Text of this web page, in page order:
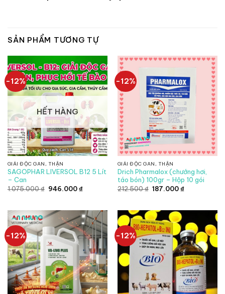
SẢN PHẨM TƯƠNG TỰ
-12%
HẾT HÀNG
GIẢI ĐỘC GAN, THẬN
SAGOPHAR LIVERSOL B12 5 Lít
– Can
1.075.000₫ Giá
gốc
946.000₫Giá
hiện
946.000 ₫.
-12%
GIẢI ĐỘC GAN, THẬN
Drich Pharmalox (chướng hơi,
táo bón) 100gr – Hộp 10 gói
212.500₫ Giá
gốc
187.000₫Giá
hiện
187.000 ₫.
-12% -12%